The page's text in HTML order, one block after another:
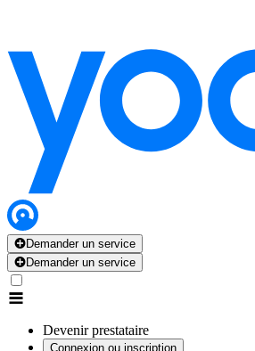
Demander un service
Demander un service
Devenir prestataire
Connexion ou inscription